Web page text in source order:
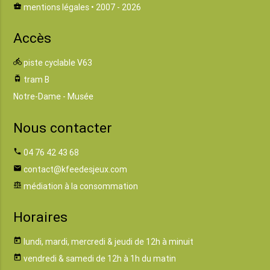
business_center mentions légales • 2007 - 2026
Accès
directions_bike piste cyclable V63
tram tram B
Notre-Dame - Musée
Nous contacter
phone 04 76 42 43 68
email contact@kfeedesjeux.com
balance médiation à la consommation
Horaires
today lundi, mardi, mercredi & jeudi de 12h à minuit
today vendredi & samedi de 12h à 1h du matin